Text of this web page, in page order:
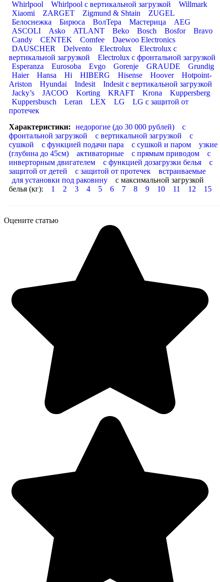
Whirlpool Whirlpool с вертикальной загрузкой
Willmark
Xiaomi
ZARGET Zigmund & Shtain
ZUGEL
Белоснежка
Бирюса ВолТера Мастерица
AEG
ASCOLI
Asko ATLANT Beko Bosch Bosfor
Bravo
Candy
CENTEK Comfee
Daewoo Electronics
DAUSCHER
Delvento Electrolux
Electrolux с
вертикальной загрузкой
Electrolux с фронтальной загрузкой
Esperanza
Eurosoba Evgo Gorenje GRAUDE
Grundig
Haier
Hansa Hi HIBERG Hisense Hoover
Hotpoint-
Ariston
Hyundai Indesit
Indesit с вертикальной загрузкой
Jacky’s
JACOO Korting KRAFT Krona
Kuppersberg
Kuppersbusch
Leran LEX LG
LG с защитой от
протечек
Характеристики:
недорогие (до 30 000 рублей)
с
фронтальной загрузкой
с вертикальной загрузкой
с
сушкой
с функцией подачи пара с сушкой и паром
узкие
(глубина до 45см)
активаторные с прямым приводом
с
инверторным двигателем
с функцией дозагрузки белья
с
защитой от детей
с защитой от протечек
встраиваемые
для установки под раковину
с максимальной загрузкой
белья (кг):
1 2 3 4 5 6 7 8 9 10 11 12 15
Оцените статью